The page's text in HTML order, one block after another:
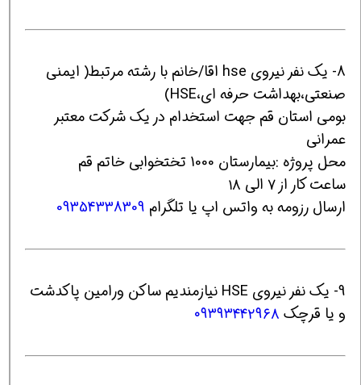
8- یک نفر نیروی hse اقا/خانم با رشته مرتبط( ایمنی
صنعتی،بهداشت حرفه ای،HSE)
بومی استان قم جهت استخدام در یک شرکت معتبر
عمرانی
محل پروژه :بیمارستان 1000 تختخوابی خاتم قم
ساعت کار از ۷ الی ۱۸
ارسال رزومه به واتس اپ یا تلگرام 09354338309
9- یک نفر نیروی HSE نیازمندیم ساکن ورامین پاکدشت
و یا قرچک ۰۹۳۹۳۴۴۲۹۶۸